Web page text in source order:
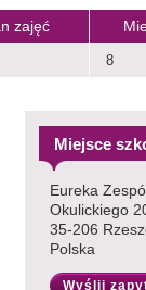
zajęć
8
Miejsce
Eureka
Okulickiego
35-206
Polska
Wyślij